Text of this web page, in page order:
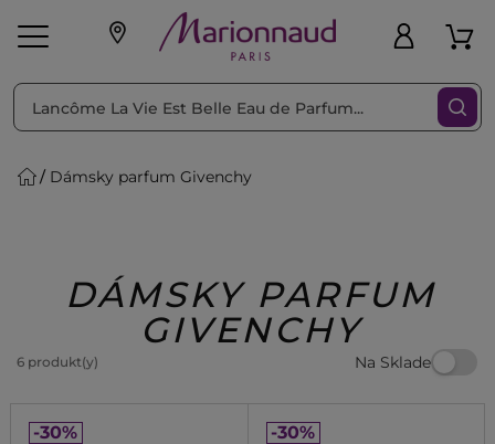
pleť Líčenie Vône
Exkluzivity Beauty
Dámsky parfum Givenchy
DÁMSKY PARFUM
GIVENCHY
6 produkt(y) Na Sklade
Triediť podľa Filtrovať
-30% -30%